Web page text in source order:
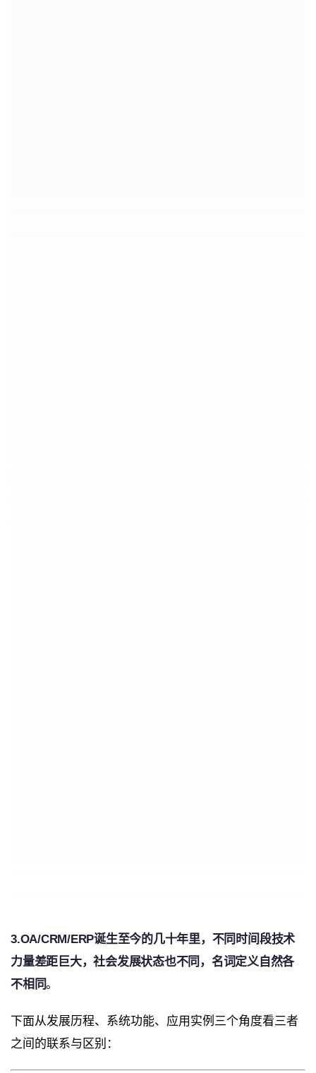
3.OA/CRM/ERP诞生至今的几十年里，不同时间段技术
力量差距巨大，社会发展状态也不同，名词定义自然各
不相同。
下面从发展历程、系统功能、应用实例三个角度看三者
之间的联系与区别：